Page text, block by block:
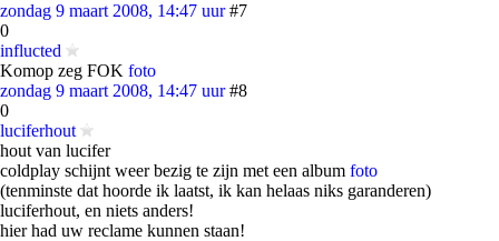
zondag 9 maart 2008, 14:47 uur #7
0
influcted
Komop zeg FOK foto
zondag 9 maart 2008, 14:47 uur #8
0
luciferhout
hout van lucifer
coldplay schijnt weer bezig te zijn met een album foto
(tenminste dat hoorde ik laatst, ik kan helaas niks garanderen)
luciferhout, en niets anders!
hier had uw reclame kunnen staan!